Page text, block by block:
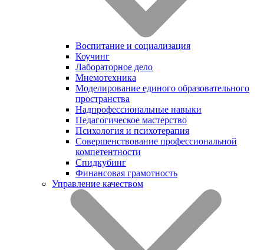
Воспитание и социализация
Коучинг
Лабораторное дело
Мнемотехника
Моделирование единого образовательного
пространства
Надпрофессиональные навыки
Педагогическое мастерство
Психология и психотерапия
Совершенствование профессиональной
компетентности
Спидкубинг
Финансовая грамотность
Управление качеством